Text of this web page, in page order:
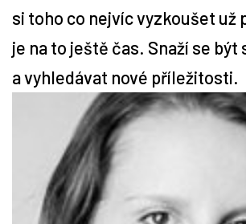
Tipy
si toho co nejvíc vyzkoušet už
je na to ještě čas. Snaží se
a vyhledávat nové příležitosti.